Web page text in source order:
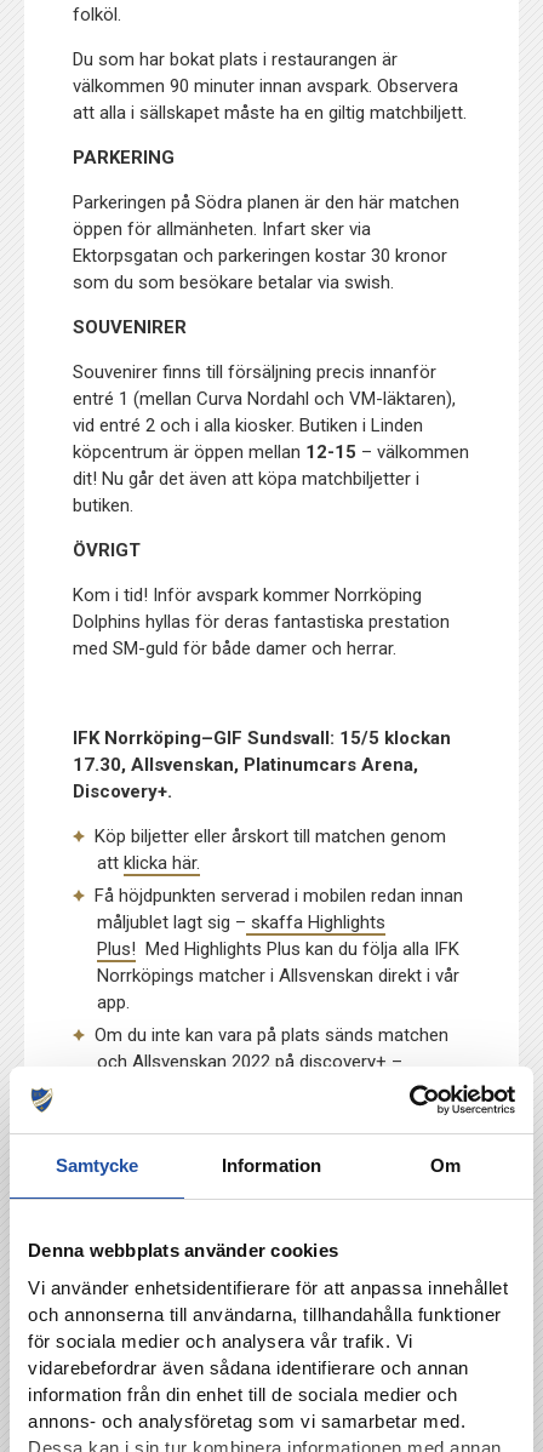
Samtycke Information Om
Denna webbplats använder cookies
Vi använder enhetsidentifierare för att anpassa innehållet
och annonserna till användarna, tillhandahålla funktioner
för sociala medier och analysera vår trafik. Vi
vidarebefordrar även sådana identifierare och annan
information från din enhet till de sociala medier och
annons- och analysföretag som vi samarbetar med.
Dessa kan i sin tur kombinera informationen med annan
folköl.
Du som har bokat plats i restaurangen är
välkommen 90 minuter innan avspark. Observera
att alla i sällskapet måste ha en giltig matchbiljett.
PARKERING
Parkeringen på Södra planen är den här matchen
öppen för allmänheten. Infart sker via
Ektorpsgatan och parkeringen kostar 30 kronor
som du som besökare betalar via swish.
SOUVENIRER
Souvenirer finns till försäljning precis innanför
entré 1 (mellan Curva Nordahl och VM-läktaren),
vid entré 2 och i alla kiosker. Butiken i Linden
köpcentrum är öppen mellan 12-15 – välkommen
dit! Nu går det även att köpa matchbiljetter i
butiken.
ÖVRIGT
Kom i tid! Inför avspark kommer Norrköping
Dolphins hyllas för deras fantastiska prestation
med SM-guld för både damer och herrar.
IFK Norrköping–GIF Sundsvall: 15/5 klockan
17.30, Allsvenskan, Platinumcars Arena,
Discovery+.
Köp biljetter eller årskort till matchen genom
attklicka här.
Få höjdpunkten serverad i mobilen redan innan
måljublet lagt sig – skaffa Highlights
Plus! Med Highlights Plus kan du följa alla IFK
Norrköpings matcher i Allsvenskan direkt i vår
app.
Om du inte kan vara på plats sänds matchen
och Allsvenskan 2022 på discovery+ –
använder du dig av den unika länken nedan när
du tecknar abonnemang får IFK Norrköping en
del av intäkten. Notera att paketet där man kan
se allt från Allsvenskan & Superettan har bytt
namn tillSport Premium.Månadspriset är
abonnemang hos discovery+ och samtidigt
IFK-butiken i Linden köpcentrum är öppen på
söndag klockan 12-15. En nyhet är att du nu
även kan köpa lösbiljetter på plats i butiken.
Välkomna dit!
Kom i god tid!Innan matchen kommer
Norrköping Dolphins hyllas för sina två SM-